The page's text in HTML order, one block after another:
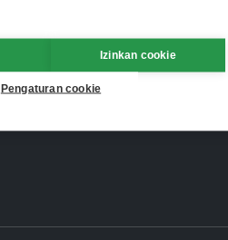
Izinkan cookie
Pengaturan cookie